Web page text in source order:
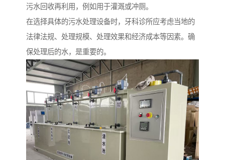
污水回收再利用，例如用于灌溉或冲厕。
在选择具体的污水处理设备时，牙科诊所应考虑当地的
法律法规、处理规模、处理效果和经济成本等因素。确
保处理后的水，是重要的。